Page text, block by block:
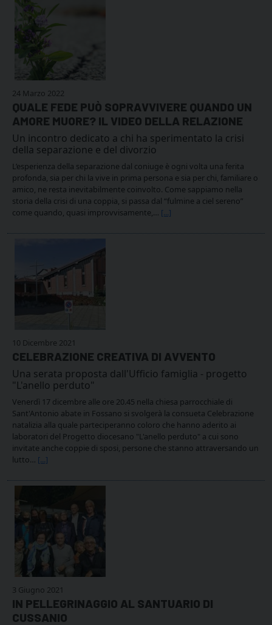
24 Marzo 2022
QUALE FEDE PUÒ SOPRAVVIVERE QUANDO UN
AMORE MUORE? IL VIDEO DELLA RELAZIONE
Un incontro dedicato a chi ha sperimentato la crisi
della separazione e del divorzio
L’esperienza della separazione dal coniuge è ogni volta una ferita
profonda, sia per chi la vive in prima persona e sia per chi, familiare o
amico, ne resta inevitabilmente coinvolto. Come sappiamo nella
storia della crisi di una coppia, si passa dal “fulmine a ciel sereno”
come quando, quasi improvvisamente,… [...]
10 Dicembre 2021
CELEBRAZIONE CREATIVA DI AVVENTO
Una serata proposta dall'Ufficio famiglia - progetto
"L'anello perduto"
Venerdì 17 dicembre alle ore 20.45 nella chiesa parrocchiale di
Sant'Antonio abate in Fossano si svolgerà la consueta Celebrazione
natalizia alla quale parteciperanno coloro che hanno aderito ai
laboratori del Progetto diocesano "L'anello perduto" a cui sono
invitate anche coppie di sposi, persone che stanno attraversando un
lutto… [...]
3 Giugno 2021
IN PELLEGRINAGGIO AL SANTUARIO DI
CUSSANIO